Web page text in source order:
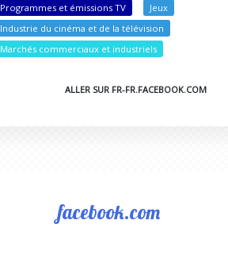
Programmes et émissions TV
Jeux
Industrie du cinéma et de la télévision
Marchés commerciaux et industriels
ALLER SUR FR-FR.FACEBOOK.COM
facebook.com